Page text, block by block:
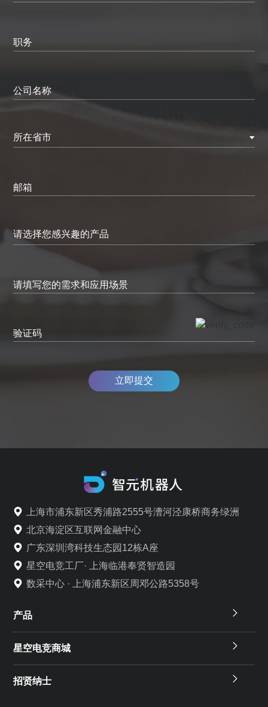
职务
公司名称
所在省市
邮箱
请填写您的需求和应用场景
验证码
立即提交
上海市浦东新区秀浦路2555号漕河泾康桥商务绿洲
北京海淀区互联网金融中心
广东深圳湾科技生态园12栋A座
星空电竞工厂· 上海临港奉贤智造园
数采中心 · 上海浦东新区周邓公路5358号
产品
星空电竞商城
招贤纳士